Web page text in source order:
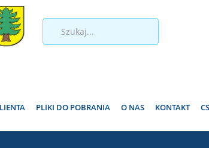
PLIKI DO POBRANIA O NAS KONTAKT